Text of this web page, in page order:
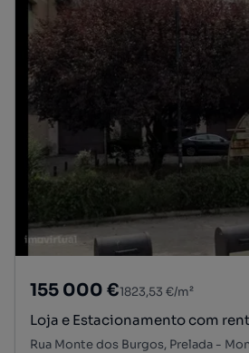
155 000 €1823,53 €/m²
Loja e Estacionamento com